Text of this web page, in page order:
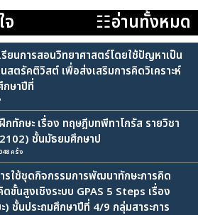
จ ☷อ่านทั้งหมด
ยนการสอนวิทยาศาสตร์โดยใช้ปัญหาเป็น
ตรัคติวิสต์ เพื่อส่งเสริมการคิดวิเคราะห์
กษาปีที่
ทักษะ เรื่อง ทฤษฎีบทพีทาโกรัส รายวิชา
ชั้นมัธยมศึกษาป
ครั้ง
รใช้ชุดกิจกรรมการพัฒนาทักษะการคิด
ดขั้นสูงเชิงระบบ GPAS 5 Steps เรื่อง
) ชั้นประถมศึกษาปีที่ 4/9 กลุ่มสาระการ